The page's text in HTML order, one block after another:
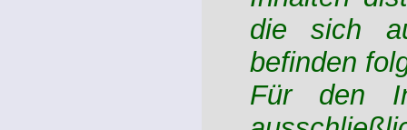
die sich
befinden
Für den